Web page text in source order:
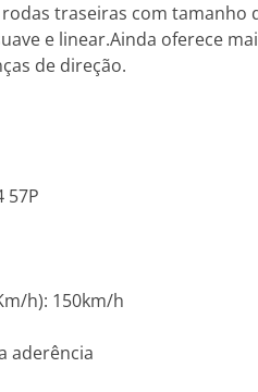
traseiras com
e linear.Ainda oferece
de direção.
57P
h): 150km/h
aderência